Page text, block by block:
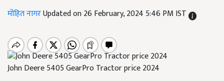
मोहित नागरUpdated on 26 February, 2024 5:46 PM IST
John Deere 5405 GearPro Tractor price 2024